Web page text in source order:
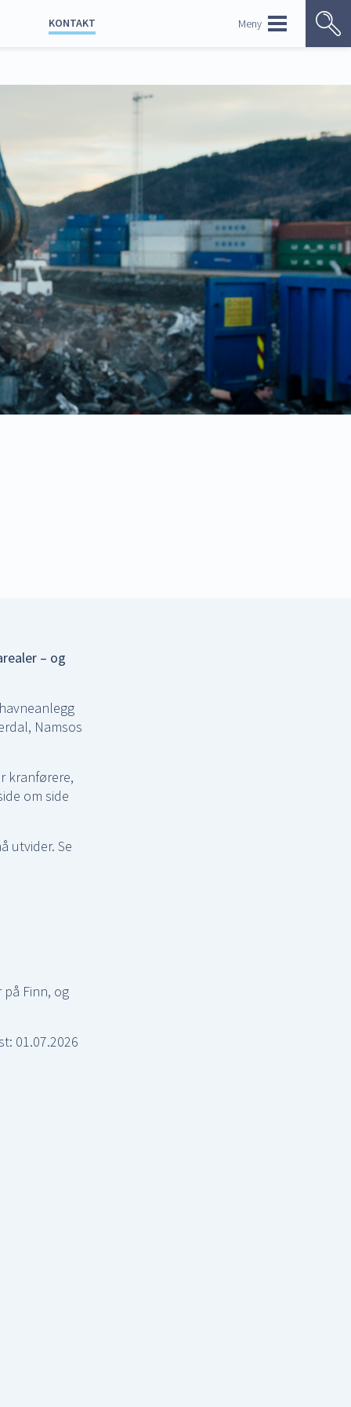
KONTAKT Meny
– og
Namsos
kranførere,
om side
utvider. Se
Finn, og
01.07.2026